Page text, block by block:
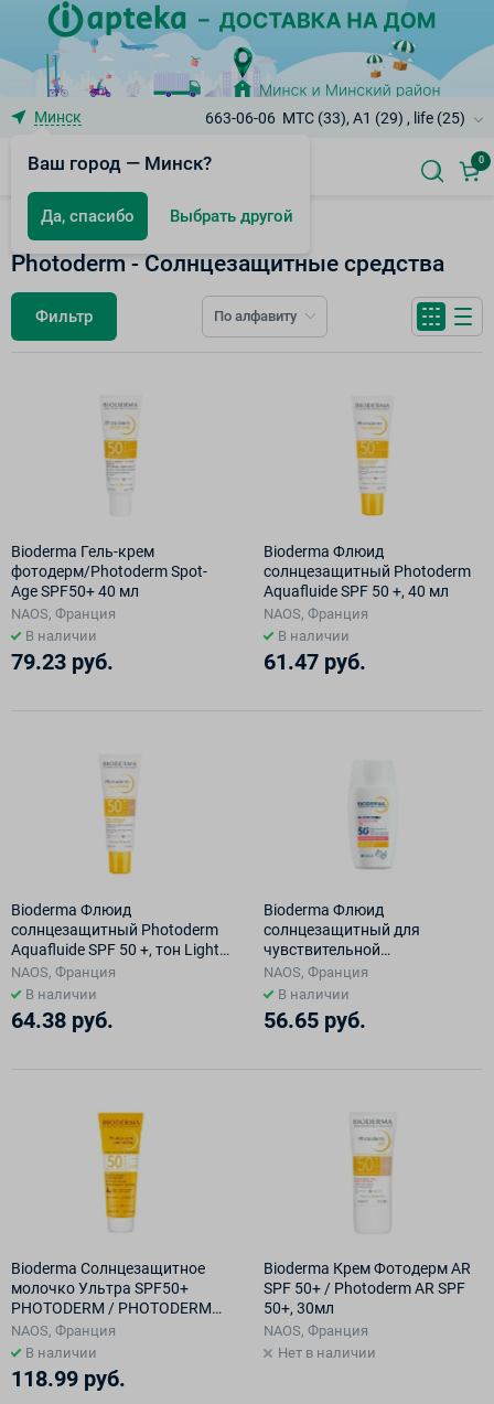
Минск
Ваш город — Минск?
Да, спасибо Выбрать другой
663-06-06 МТС (33), A1 (29) , life (25)
0
Bioderma
Photoderm - Солнцезащитные средства
Фильтр По алфавиту
Bioderma Гель-крем
фотодерм/Photoderm Spot-
Age SPF50+ 40 мл
NAOS, Франция
В наличии
79.23 руб.
Bioderma Флюид
солнцезащитный Photoderm
Aquafluide SPF 50 +, 40 мл
NAOS, Франция
В наличии
61.47 руб.
Bioderma Флюид
солнцезащитный Photoderm
Aquafluide SPF 50 +, тон Light,
40 мл
NAOS, Франция
В наличии
64.38 руб.
Bioderma Флюид
солнцезащитный для
чувствительной
кожи\Photoderm Ultra-fluid
AR+ SPF50+ 40 мл
NAOS, Франция
В наличии
56.65 руб.
Bioderma Солнцезащитное
молочко Ультра SPF50+
PHOTODERM / PHOTODERM
LAIT ULTRA SPF50+, 200 мл
NAOS, Франция
В наличии
118.99 руб.
Bioderma Крем Фотодерм AR
SPF 50+ / Photoderm AR SPF
50+, 30мл
NAOS, Франция
Нет в наличии